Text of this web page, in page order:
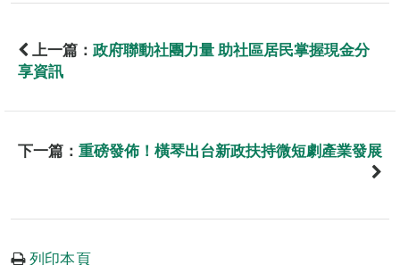
上一篇： 政府聯動社團力量 助社區居民掌握現金分
享資訊
下一篇： 重磅發佈！橫琴出台新政扶持微短劇產業發展
列印本頁